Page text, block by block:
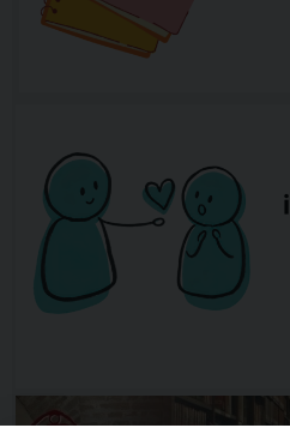
nuovo
dell’Istituto Superiore di
Segretario dell’Istituto don
quadriennio 2026-2030.
Giulio Osto, Segretario dal
12 maggio […]
“Gli
A